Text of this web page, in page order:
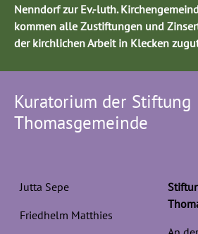
Nenndorf zur Ev.-luth.
kommen alle Zustiftungen und
der kirchlichen Arbeit in Klecken
Kuratorium der Stiftung
Thomasgemeinde
Jutta Sepe
Friedhelm Matthies